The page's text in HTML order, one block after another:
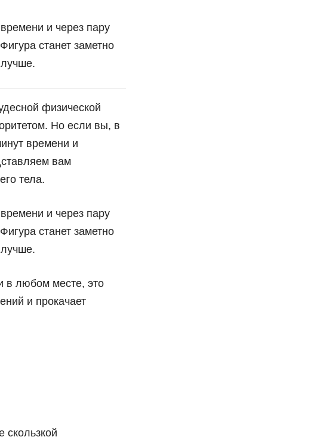
и через пару
станет заметно
физической
Но если вы, в
времени и
вам
тела.
и через пару
станет заметно
в любом месте, это
и прокачает
скользкой